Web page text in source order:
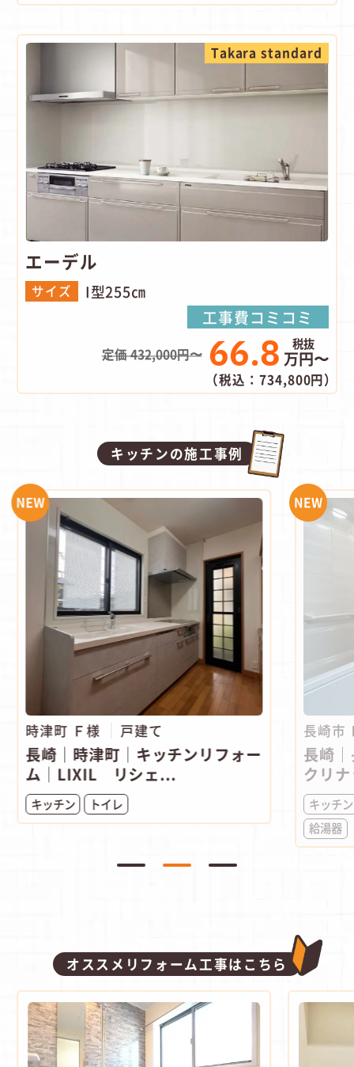
Takara standard
エーデル
サイズ I型255㎝
工事費コミコミ
定価 432,000円〜 66.8 万円〜
（税込：734,800円）
キッチンの施工事例
NEW
時津町 Ｆ様 戸建て
長崎｜時津町│キッチンリフォー
ム│LIXIL リシェ...
キッチン トイレ
NEW
長崎市
長崎
クリ
キッチン
給湯器
オススメリフォーム工事はこちら